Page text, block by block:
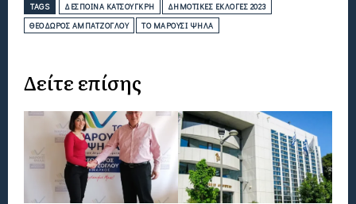
TAGS ΔΈΣΠΟΙΝΑ ΚΑΤΣΟΎΓΚΡΗ
ΔΗΜΟΤΙΚΈΣ ΕΚΛΟΓΈΣ 2023
ΘΕΌΔΩΡΟΣ ΑΜΠΑΤΖΌΓΛΟΥ
ΤΟ ΜΑΡΟΎΣΙ ΨΗΛΆ
Δείτε επίσης